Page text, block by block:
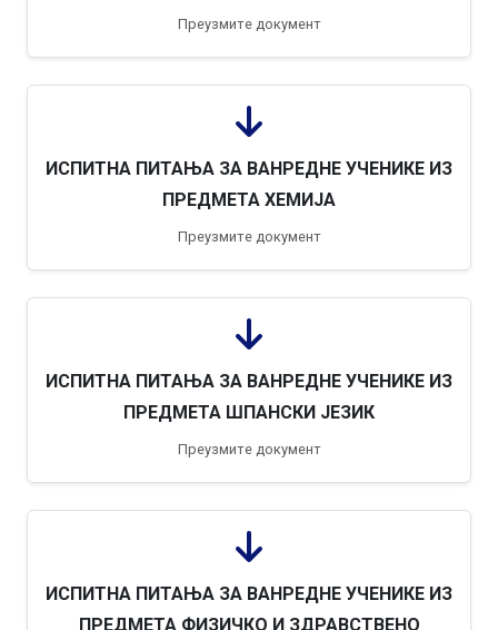
Преузмите документ
ИСПИТНА ПИТАЊА ЗА ВАНРЕДНЕ УЧЕНИКЕ ИЗ
ПРЕДМЕТА ХЕМИЈА
Преузмите документ
ИСПИТНА ПИТАЊА ЗА ВАНРЕДНЕ УЧЕНИКЕ ИЗ
ПРЕДМЕТА ШПАНСКИ ЈЕЗИК
Преузмите документ
ИСПИТНА ПИТАЊА ЗА ВАНРЕДНЕ УЧЕНИКЕ ИЗ
ПРЕДМЕТА ФИЗИЧКО И ЗДРАВСТВЕНО